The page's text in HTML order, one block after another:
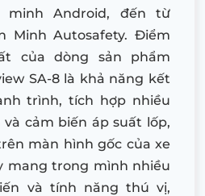
minh Android, đến từ
Minh Autosafety. Điểm
của dòng sản phẩm
SA-8 là khả năng kết
trình, tích hợp nhiều
cảm biến áp suất lốp,
màn hình gốc của xe
mang trong mình nhiều
và tính năng thú vị,